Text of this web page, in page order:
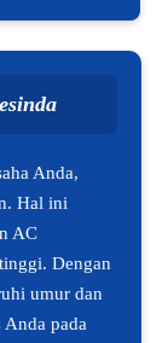
Anda,
Hal ini
AC
Dengan
umur dan
pada